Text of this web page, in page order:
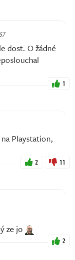
dost. O žádné
1
Playstation,
2 11
ze jo
2